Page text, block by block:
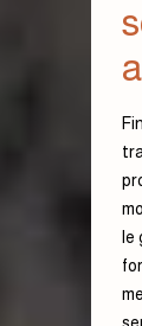
le